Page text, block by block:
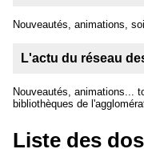
Nouveautés, animations,
L'actu du réseau
Nouveautés, animations...
bibliothèques de
Liste des